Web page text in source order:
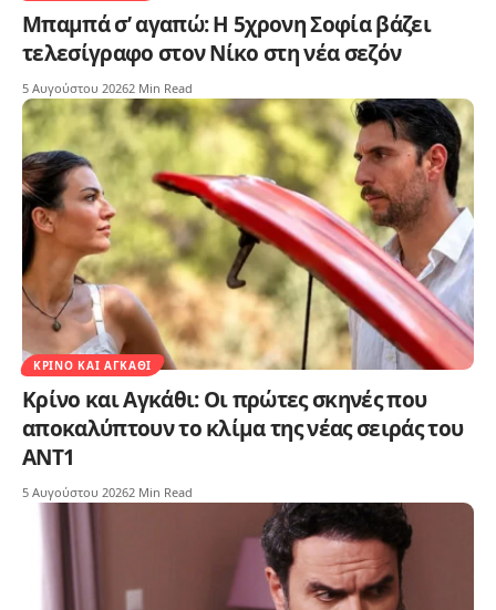
Μπαμπά σ’ αγαπώ: Η 5χρονη Σοφία βάζει
τελεσίγραφο στον Νίκο στη νέα σεζόν
5 Αυγούστου 20262 Min Read
ΚΡΊΝΟ ΚΑΙ ΑΓΚΆΘΙ
Κρίνο και Αγκάθι: Οι πρώτες σκηνές που
αποκαλύπτουν το κλίμα της νέας σειράς του
ΑΝΤ1
5 Αυγούστου 20262 Min Read